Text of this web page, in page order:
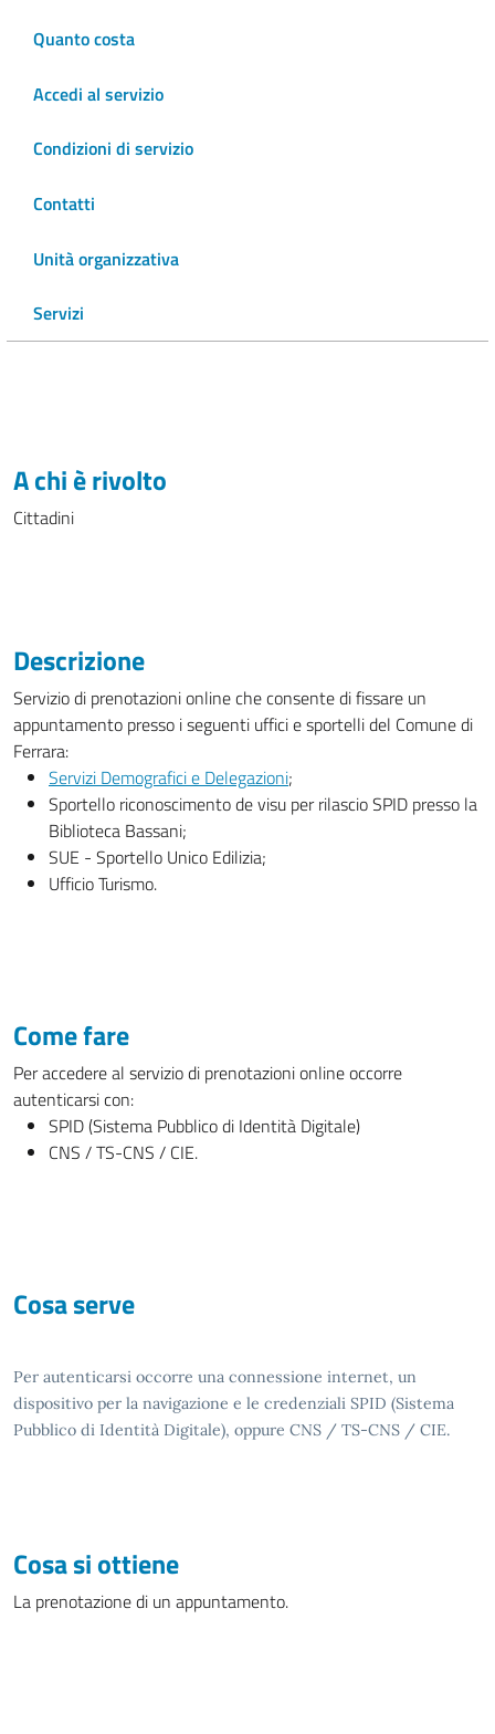
Quanto costa
Accedi al servizio
Condizioni di servizio
Contatti
Unità organizzativa
Servizi
A chi è rivolto
Cittadini
Descrizione
Servizio di prenotazioni online che consente di fissare un
appuntamento presso i seguenti uffici e sportelli del Comune di
Ferrara:
Servizi Demografici e Delegazioni;
Sportello riconoscimento de visu per rilascio SPID presso la
Biblioteca Bassani;
SUE - Sportello Unico Edilizia;
Ufficio Turismo.
Come fare
Per accedere al servizio di prenotazioni online occorre
autenticarsi con:
SPID (Sistema Pubblico di Identità Digitale)
CNS / TS-CNS / CIE.
Cosa serve
Per autenticarsi occorre una connessione internet, un
dispositivo per la navigazione e le credenziali SPID (Sistema
Pubblico di Identità Digitale), oppure CNS / TS-CNS / CIE.
Cosa si ottiene
La prenotazione di un appuntamento.